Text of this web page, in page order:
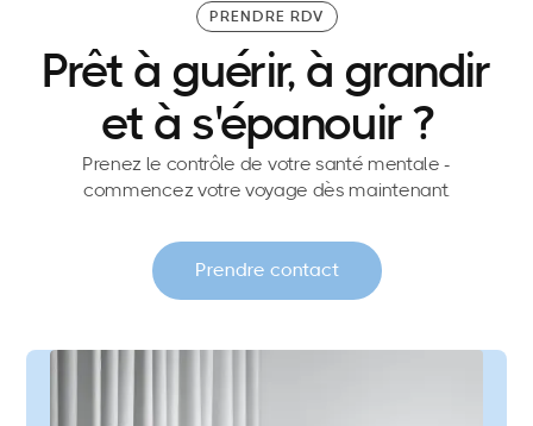
PRENDRE RDV
Prêt à guérir, à grandir
et à s'épanouir ?
Prenez le contrôle de votre santé mentale -
commencez votre voyage dès maintenant.
Prendre contact